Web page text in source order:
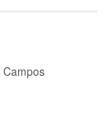
Campos